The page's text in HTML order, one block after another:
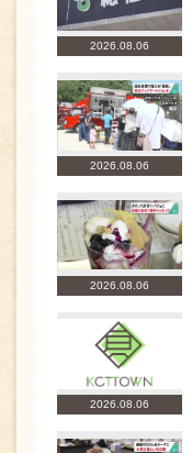
2026.08.06
2026.08.06
2026.08.06
2026.08.06